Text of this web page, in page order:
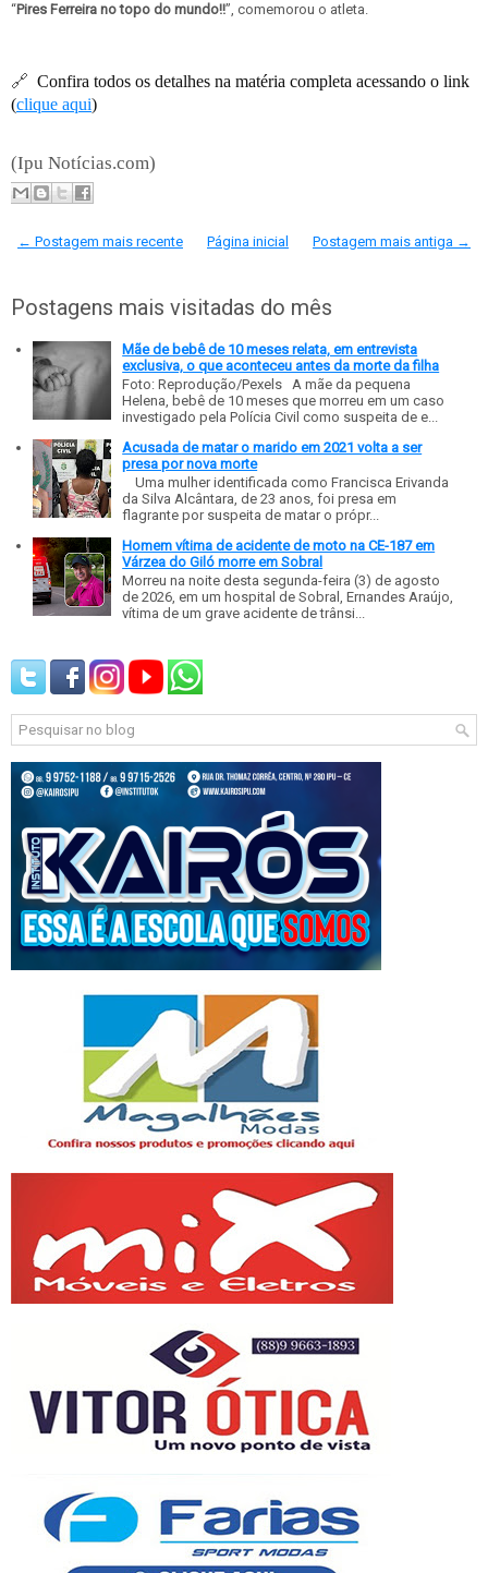
“Pires Ferreira no topo do mundo!!”, comemorou o atleta.
🔗 Confira todos os detalhes na matéria completa acessando o link
(clique aqui)
(Ipu Notícias.com)
← Postagem mais recente Postagem mais antiga →
Página inicial
Postagens mais visitadas do mês
Mãe de bebê de 10 meses relata, em entrevista
exclusiva, o que aconteceu antes da morte da filha
Foto: Reprodução/Pexels A mãe da pequena
Helena, bebê de 10 meses que morreu em um caso
investigado pela Polícia Civil como suspeita de e...
Acusada de matar o marido em 2021 volta a ser
presa por nova morte
Uma mulher identificada como Francisca Erivanda
da Silva Alcântara, de 23 anos, foi presa em
flagrante por suspeita de matar o própr...
Homem vítima de acidente de moto na CE-187 em
Várzea do Giló morre em Sobral
Morreu na noite desta segunda-feira (3) de agosto
de 2026, em um hospital de Sobral, Ernandes Araújo,
vítima de um grave acidente de trânsi...